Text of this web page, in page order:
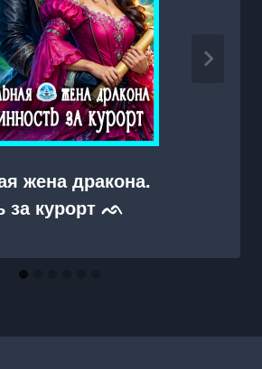
жена дракона.
за курорт ᨒ